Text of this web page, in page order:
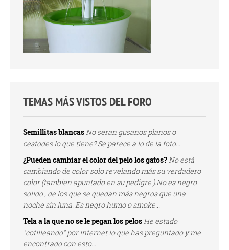
TEMAS MÁS VISTOS DEL FORO
Semillitas blancasNo seran gusanos planos o
cestodes lo que tiene? Se parece a lo de la foto...
¿Pueden cambiar el color del pelo los gatos?No está
cambiando de color solo revelando más su verdadero
color (tambien apuntado en su pedigre ).No es negro
solido , de los que se quedan más negros que una
noche sin luna. Es negro humo o smoke...
Tela a la que no se le pegan los pelosHe estado
"cotilleando" por internet lo que has preguntado y me
encontrado con esto...